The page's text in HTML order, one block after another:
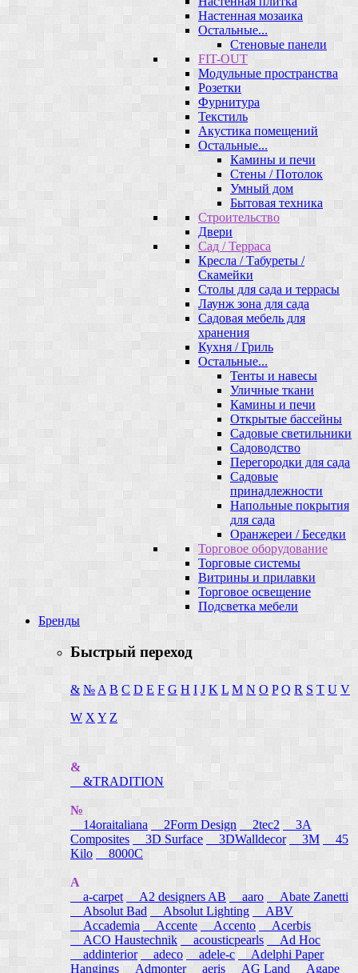
Настенная мозаика
Остальные...
Стеновые панели
FIT-OUT
Модульные пространства
Розетки
Фурнитура
Текстиль
Акустика помещений
Остальные...
Камины и печи
Стены / Потолок
Умный дом
Бытовая техника
Строительство
Двери
Сад / Терраса
Кресла / Табуреты /
Скамейки
Столы для сада и террасы
Лаунж зона для сада
Садовая мебель для
хранения
Кухня / Гриль
Остальные...
Тенты и навесы
Уличные ткани
Камины и печи
Открытые бассейны
Садовые светильники
Садоводство
Перегородки для сада
Садовые
принадлежности
Напольные покрытия
для сада
Оранжереи / Беседки
Торговое оборудование
Торговые системы
Витрины и прилавки
Торговое освещение
Подсветка мебели
Бренды
Быстрый переход
& № A B C D E F G H I J K L M N O P Q R S T U V
W X Y Z
&
&TRADITION
№
14oraitaliana
2Form Design 2tec2
3A
Composites
3D Surface 3DWalldecor 3M
45
Kilo
8000C
A
a-carpet
A2 designers AB aaro
Abate Zanetti
Absolut Bad
Absolut Lighting
ABV
Accademia
Accente Accento
Acerbis
ACO Haustechnik
acousticpearls
Ad Hoc
addinterior
adeco adele-c
Adelphi Paper
Hangings Admonter aeris AG Land Agape